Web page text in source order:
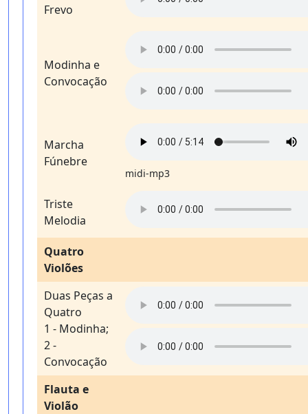
Frevo
Modinha e
Convocação
Marcha
Fúnebre
midi-mp3
Triste
Melodia
Quatro
Violões
Duas Peças a
Quatro
1 - Modinha;
2 -
Convocação
Flauta e
Violão